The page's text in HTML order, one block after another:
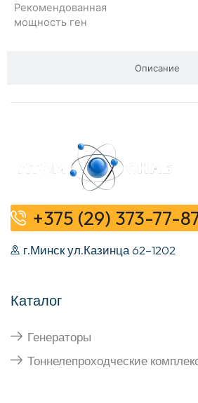
Описание
Рекомендованная
мощность ген
+375 (29) 373-77-
г.Минск ул.Казинца 62–1202
Каталог
Генераторы
Тоннелепроходческие